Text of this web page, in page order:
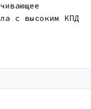
с высоким КПД